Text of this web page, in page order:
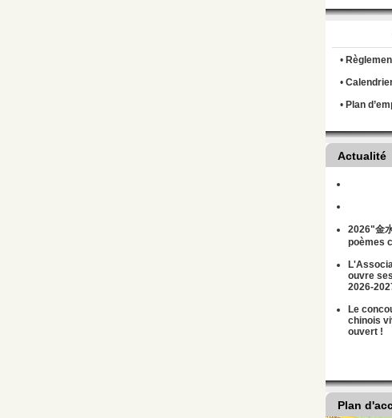
•
•
• Plan
Actualité
2026"金
poèmes
ouvre
2026-
Le
chinois
ouvert !
Plan